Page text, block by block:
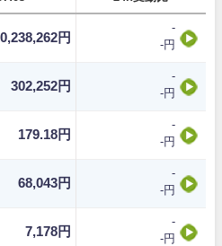
円
-
-円
302,252円
-
-円
179.18円
-
-円
68,043円
-
-円
7,178円
-
-円